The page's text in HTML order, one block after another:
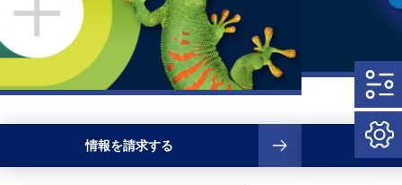
情報を請求する 当社